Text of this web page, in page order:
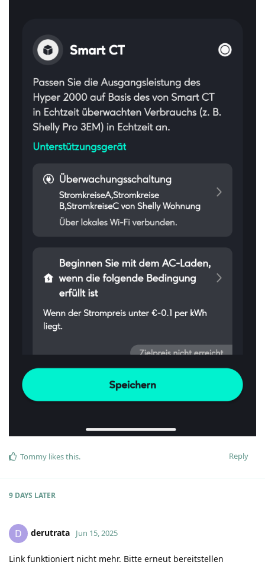
Reply
Tommy likes this.
9 DAYS LATER
D derutrata Jun 15, 2025
Link funktioniert nicht mehr. Bitte erneut bereitstellen